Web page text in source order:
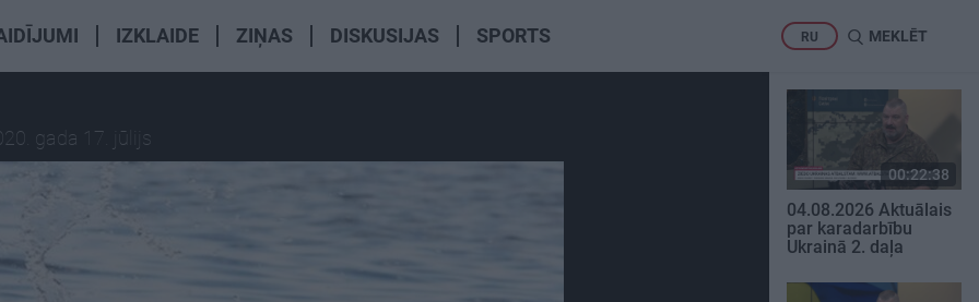
IZKLAIDE ZIŅAS DISKUSIJAS SPORTS RU MEKLĒT
gada 17. jūlijs
00:22:38
04.08.2026 Aktuālais
par karadarbību
Ukrainā 2. daļa